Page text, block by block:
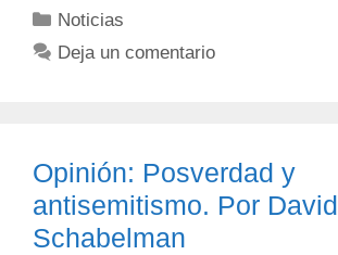
Noticias
Deja un comentario
Opinión: Posverdad y
antisemitismo. Por David
Schabelman